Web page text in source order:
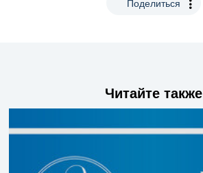
Читайте также